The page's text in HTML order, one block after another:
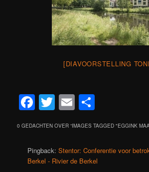
[DIAVOORSTELLING
Facebook
Twitter
Email
0 GEDACHTEN OVER “IMAGES TAGGED "EGGINK
Pingback:Stentor: Conferentie voor
Berkel - Rivier de Berkel